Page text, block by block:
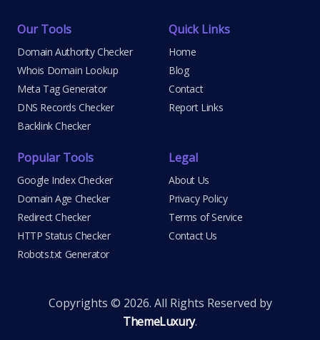
Our Tools
Domain Authority Checker
Whois Domain Lookup
Meta Tag Generator
DNS Records Checker
Backlink Checker
Quick Links
Home
Blog
Contact
Report Links
Popular Tools
Google Index Checker
Domain Age Checker
Redirect Checker
HTTP Status Checker
Robots.txt Generator
Legal
About Us
Privacy Policy
Terms of Service
Contact Us
Copyrights © 2026. All Rights Reserved by
ThemeLuxury.